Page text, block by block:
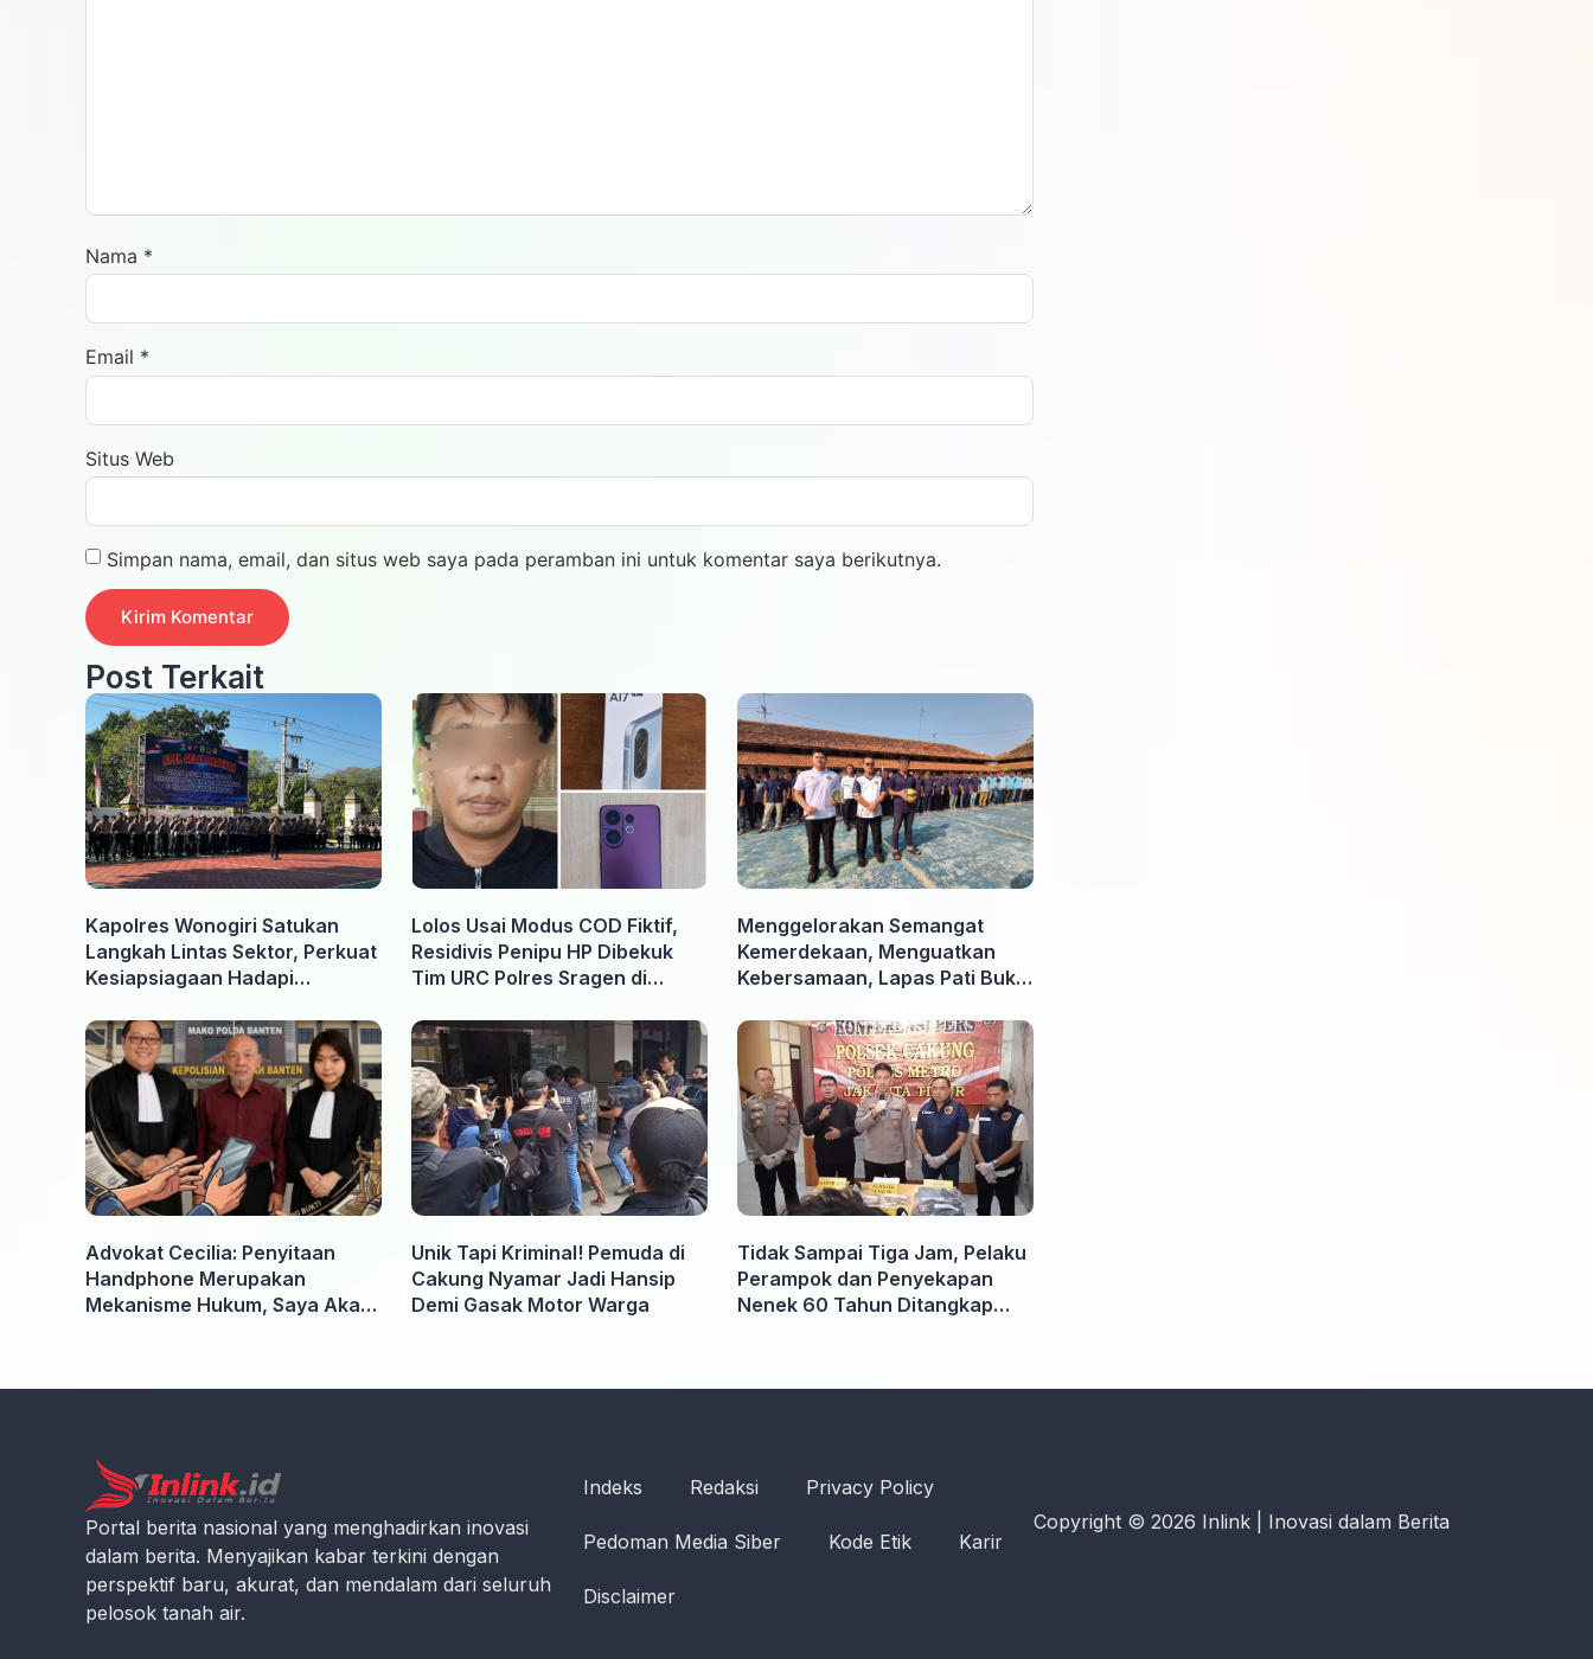
Nama *
Email *
Situs Web
Simpan nama, email, dan situs web saya pada peramban ini untuk komentar saya berikutnya.
Post Terkait
Kapolres Wonogiri Satukan
Langkah Lintas Sektor, Perkuat
Kesiapsiagaan Hadapi
Lolos Usai Modus COD Fiktif,
Residivis Penipu HP Dibekuk
Tim URC Polres Sragen di
Menggelorakan Semangat
Kemerdekaan, Menguatkan
Kebersamaan, Lapas Pati Buka
Warga Binaan Antusias Ikuti
Berbagai Perlombaan
Advokat Cecilia: Penyitaan
Handphone Merupakan
Mekanisme Hukum, Saya Akan
Unik Tapi Kriminal! Pemuda di
Cakung Nyamar Jadi Hansip
Demi Gasak Motor Warga
Tidak Sampai Tiga Jam, Pelaku
Perampok dan Penyekapan
Nenek 60 Tahun Ditangkap
Portal berita nasional yang menghadirkan inovasi
dalam berita. Menyajikan kabar terkini dengan
perspektif baru, akurat, dan mendalam dari seluruh
pelosok tanah air.
Indeks Redaksi Privacy Policy
Pedoman Media Siber Kode Etik Karir
Disclaimer
Copyright © 2026 Inlink | Inovasi dalam Berita